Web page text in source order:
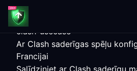
clash-usecase
Ar Clash saderīgas spēļu
Francijai
Salīdziniet ar Clash saderīgu